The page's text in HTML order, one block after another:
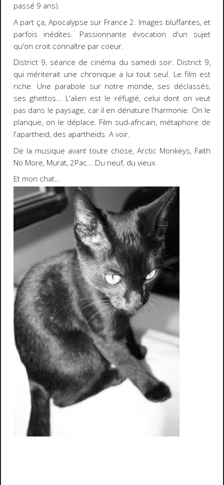
passé 9 ans).
A part ça, Apocalypse sur France 2. Images bluffantes, et
parfois inédites. Passionnante évocation d'un sujet
qu'on croit connaître par coeur.
District 9, séance de cinéma du samedi soir. District 9,
qui mériterait une chronique a lui tout seul. Le film est
riche. Une parabole sur notre monde, ses déclassés,
ses ghettos... L'alien est le réfugié, celui dont on veut
pas dans le paysage, car il en dénature l'harmonie. On le
planque, on le déplace. Film sud-africain, métaphore de
l'apartheid, des apartheids. A voir.
De la musique avant toute chose,Arctic Monkeys, Faith
No More, Murat, 2Pac... Du neuf, du vieux.
Et mon chat...